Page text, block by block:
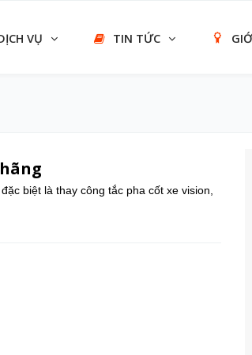
VỤ TIN TỨC
biệt là thay công tắc pha cốt xe vision,